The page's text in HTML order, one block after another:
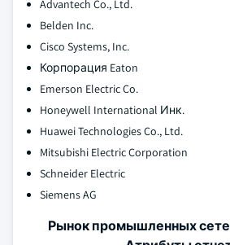
Advantech Co., Ltd.
Belden Inc.
Cisco Systems, Inc.
Корпорация Eaton
Emerson Electric Co.
Honeywell International Инк.
Huawei Technologies Co., Ltd.
Mitsubishi Electric Corporation
Schneider Electric
Siemens AG
Рынок промышленных